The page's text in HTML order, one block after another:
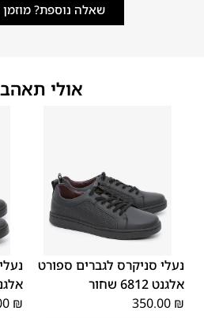
שאלה נוספת? מוזמן
אולי
40
41
42
43
נעלי סניקרס לגברים ספורט
אלגנט 6812 שחור
350.00 ₪
39
אלגנט
₪